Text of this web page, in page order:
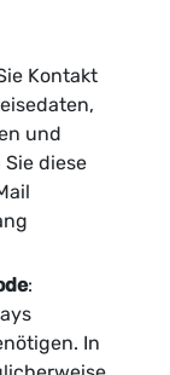
Kontakt
und
diese
:
In